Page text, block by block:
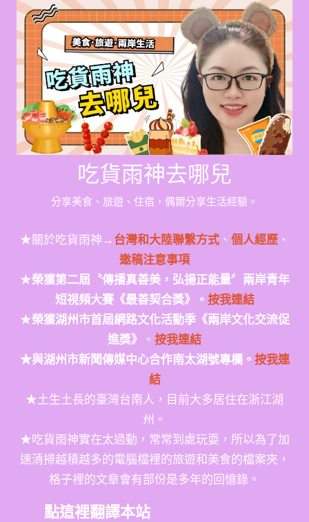
Skip
content
吃貨雨神去哪兒
分享美食、旅遊、住宿，偶爾分享生活經驗。
★關於吃貨雨神→台灣和大陸聯繫方式、 個人經歷、
邀稿注意事項
★榮獲第二屆〝傳播真善美，弘揚正能量〞兩岸青年
短視頻大賽《最善契合獎》。 按我連結
★榮獲湖州市首屆網路文化活動季《兩岸文化交流促
進獎》
。 按我連結
★與湖州市新聞傳媒中心合作南太湖號專欄。 按我連
結
★土生土長的臺灣台南人，目前大多居住在浙江湖
州。
★吃貨雨神實在太過動，常常到處玩耍，所以為了加
速清掃越積越多的電腦檔裡的旅遊和美食的檔案夾，
格子裡的文章會有部份是多年的回憶錄。
點這裡翻譯本站